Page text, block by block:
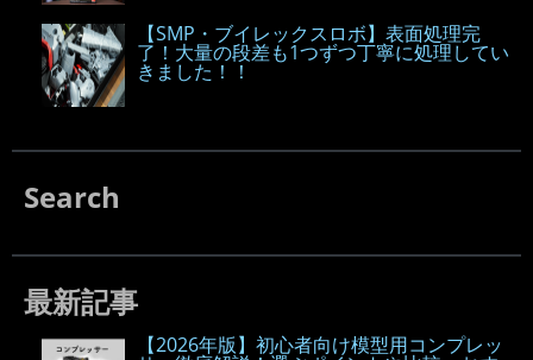
【SMP・ブイレックスロボ】表面処理完
了！大量の段差も1つずつ丁寧に処理してい
きました！！
Search
最新記事
【2026年版】初心者向け模型用コンプレッ